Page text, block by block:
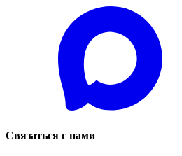
Связаться с нами